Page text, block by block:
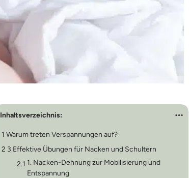
Inhaltsverzeichnis:
1 Warum treten Verspannungen auf?
2 3 Effektive Übungen für Nacken und Schultern
2.1 1. Nacken-Dehnung zur Mobilisierung und
Entspannung